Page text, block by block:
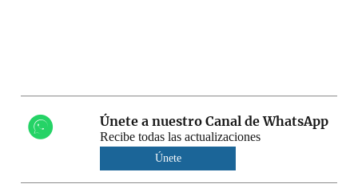
Únete a nuestro Canal de WhatsApp
Recibe todas las actualizaciones
Únete